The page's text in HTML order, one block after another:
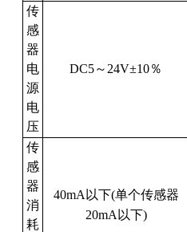
传
感
器
电
源
电
压
DC5～ 24V±10％
传
感
器
消
耗
40mA 以下(单个传感器
20mA 以下)